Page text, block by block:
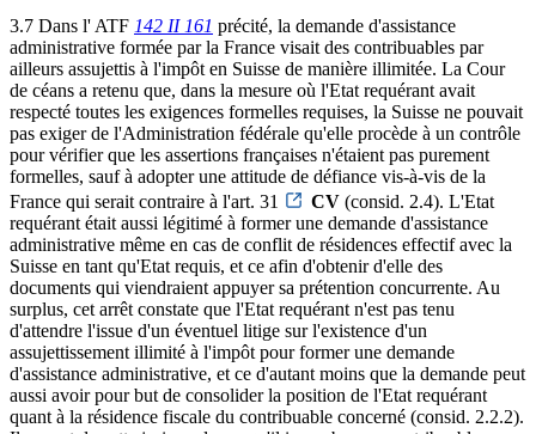
3.7 Dans l' ATF 142 II 161 précité, la demande d'assistance
administrative formée par la France visait des contribuables par
ailleurs assujettis à l'impôt en Suisse de manière illimitée. La Cour
de céans a retenu que, dans la mesure où l'Etat requérant avait
respecté toutes les exigences formelles requises, la Suisse ne pouvait
pas exiger de l'Administration fédérale qu'elle procède à un contrôle
pour vérifier que les assertions françaises n'étaient pas purement
formelles, sauf à adopter une attitude de défiance vis-à-vis de la
France qui serait contraire à l'art. 31
CV (consid. 2.4). L'Etat
requérant était aussi légitimé à former une demande d'assistance
administrative même en cas de conflit de résidences effectif avec la
Suisse en tant qu'Etat requis, et ce afin d'obtenir d'elle des
documents qui viendraient appuyer sa prétention concurrente. Au
surplus, cet arrêt constate que l'Etat requérant n'est pas tenu
d'attendre l'issue d'un éventuel litige sur l'existence d'un
assujettissement illimité à l'impôt pour former une demande
d'assistance administrative, et ce d'autant moins que la demande peut
aussi avoir pour but de consolider la position de l'Etat requérant
quant à la résidence fiscale du contribuable concerné (consid. 2.2.2).